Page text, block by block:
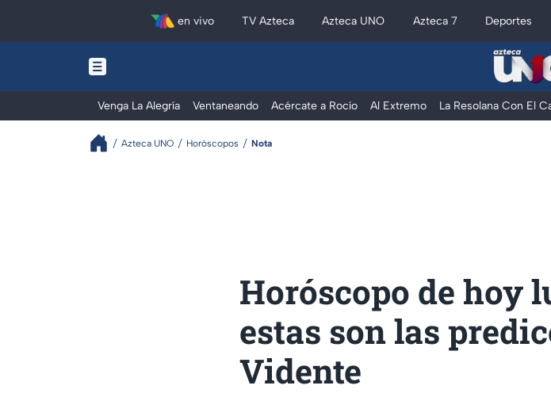
en vivo TV Azteca Azteca UNO Azteca 7 Deportes
Venga La Alegría Ventaneando Acércate a Rocío Al Extremo La Resolana Con El
Azteca UNO Horóscopos Nota
Horóscopo de hoy
estas son las
Vidente